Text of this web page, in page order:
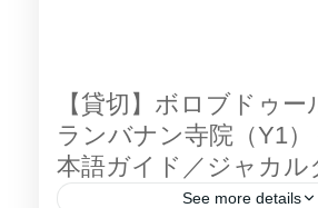
ャワのアニミズム信仰が結び
寺院の広場には、他のヒンド
みられないような巨大なリン
な動物の石像が象徴的です。
【貸切】ボロブドゥ
ランバナン寺院（Y1）
本語ガイド／ジャカル
See more details